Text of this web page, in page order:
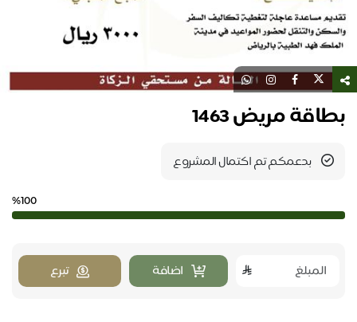
بطاقة مريض 1463
بدعمكم تم اكتمال المشروع
%100
اضافة تبرع